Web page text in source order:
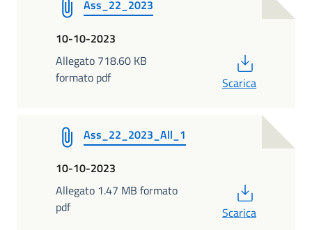
Ass_22_2023
10-10-2023
Allegato 718.60 KB
formato pdf
Scarica
Ass_22_2023_All_1
10-10-2023
Allegato 1.47 MB formato
pdf
Scarica